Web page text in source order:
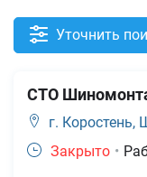
Новые авто
Новости
Все для авто
Уточнить
СТО
г. Коростень,
Закрыто •